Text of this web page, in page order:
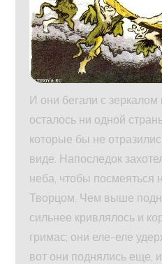
И они бегали с зеркалом
осталось ни одной
которые бы не
виде. Напоследок
неба, чтобы посмеяться
Творцом. Чем выше
сильнее кривлялось и
гримас; они еле-еле
вот они поднялись еще,